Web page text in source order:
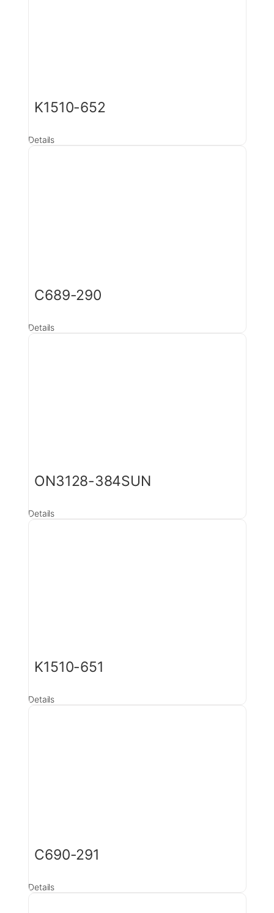
K1510-652
Details
C689-290
Details
ON3128-384SUN
Details
K1510-651
Details
C690-291
Details